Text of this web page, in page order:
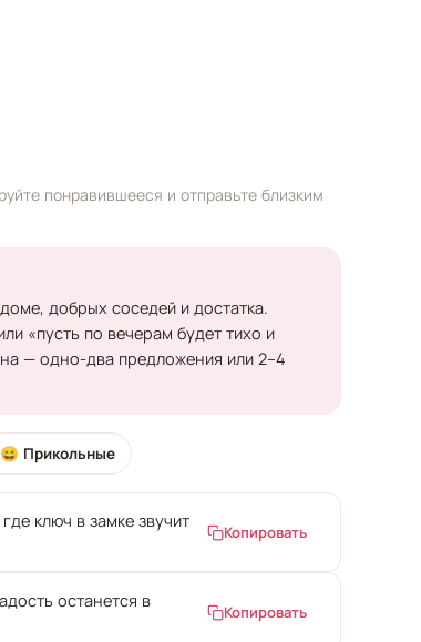
понравившееся и отправьте близким
добрых соседей и достатка.
«пусть по вечерам будет тихо и
— одно-два предложения или 2–4
😄 Прикольные
ключ в замке звучит
Копировать
останется в
Копировать